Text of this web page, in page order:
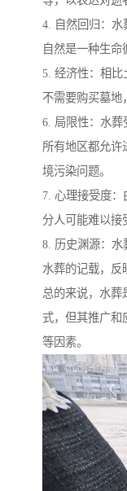
4. 自然回归：水
自然是一种生命
5. 经济性：相
不需要购买墓地
6. 局限性：水
所有地区都允许
境污染问题。
7. 心理接受度
分人可能难以接
8. 历史渊源：
水葬的记载，反
总的来说，水葬
式，但其推广和
等因素。